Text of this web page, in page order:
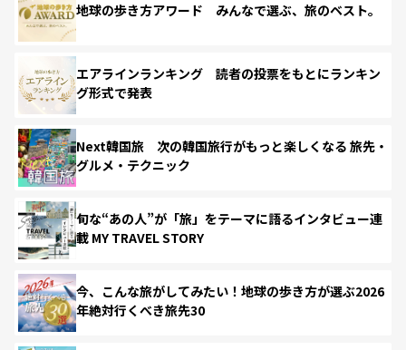
地球の歩き方アワード みんなで選ぶ、旅のベスト。
エアラインランキング 読者の投票をもとにランキン
グ形式で発表
Next韓国旅 次の韓国旅行がもっと楽しくなる 旅先・
グルメ・テクニック
旬な“あの人”が「旅」をテーマに語るインタビュー連
載 MY TRAVEL STORY
今、こんな旅がしてみたい！地球の歩き方が選ぶ2026
年絶対行くべき旅先30